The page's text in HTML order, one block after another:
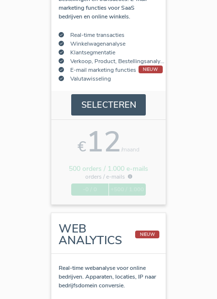
marketing functies voor SaaS
bedrijven en online winkels.
Real-time transacties
Winkelwagenanalyse
Klantsegmentatie
Verkoop, Product, Bestellingsanalyse
E-mail marketing functies
NIEUW
Valutawisseling
SELECTEREN
€12/maand
500 orders / 1.000 e-mails
orders /e-mails
WEB
ANALYTICS NIEUW
Real-time webanalyse voor online
bedrijven. Apparaten, locaties, IP naar
bedrijfsdomein conversie.